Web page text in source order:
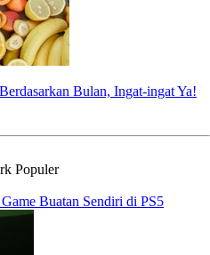
Bulan, Ingat-ingat Ya!
Populer
Buatan Sendiri di PS5